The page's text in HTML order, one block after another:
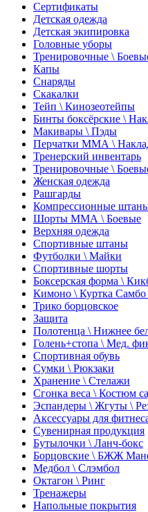
Сертификаты
Детская одежда
Детская экипировка
Головные уборы
Тренировочные \
Капы
Снаряды
Скакалки
Тейп \ Кинозеотейпы
Бинты боксёрские \
Макивары \ Пэды
Перчатки ММА \
Тренерский инвентарь
Тренировочные \
Женская одежда
Рашгарды
Компрессионные
Шорты ММА \ Боевые
Верхняя одежда
Спортивные штаны
Футболки \ Майки
Спортивные шорты
Боксерская форма \
Кимоно \ Куртка Самбо
Трико борцовское
Защита
Полотенца \ Нижнее
Голень+стопа \ Мед.
Спортивная обувь
Сумки \ Рюкзаки
Хранение \ Стелажи
Сгонка веса \ Костюм
Эспандеры \ Жгуты \
Аксессуары для
Сувенирная продукция
Бутылочки \ Ланч-бокс
Борцовские \ БЖЖ
Медбол \ Слэмбол
Октагон \ Ринг
Тренажеры
Напольные покрытия